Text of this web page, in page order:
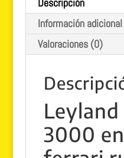
Información adicional
Valoraciones (0)
Leyland
3000